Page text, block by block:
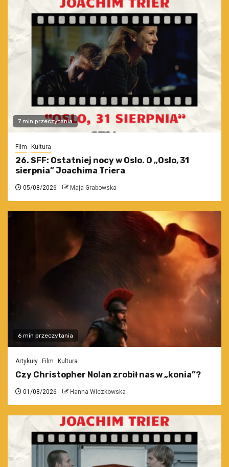
7 min przeczytania
Film Kultura
26. SFF: Ostatniej nocy w Oslo. O „Oslo, 31
sierpnia” Joachima Triera
05/08/2026 Maja Grabowska
6 min przeczytania
Artykuły Film Kultura
Czy Christopher Nolan zrobił nas w „konia”?
01/08/2026 Hanna Wiczkowska